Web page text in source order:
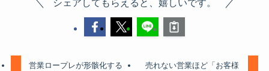
シェアしてもらえると、嬉しいです。
営業ロープレが形骸化する
売れない営業ほど「お客様